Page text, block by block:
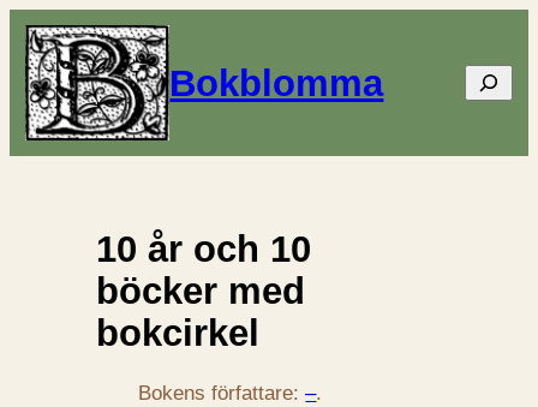
Bokblomma Sök
10 år och 10
böcker med
bokcirkel
Bokens författare:–.